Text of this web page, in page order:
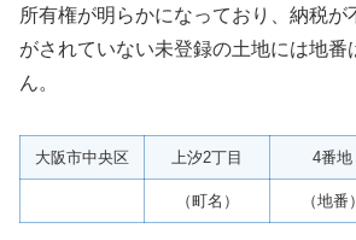
所有権が明らかになっており、納税が
がされていない未登録の土地には地番
ん。
大阪市中央区 上汐2丁目 4番地
（町名） （地番）